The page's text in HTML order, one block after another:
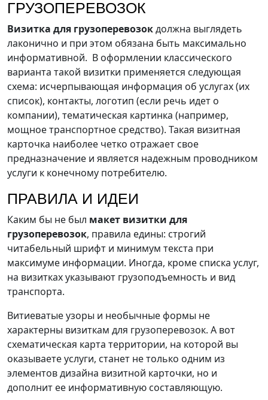
ГРУЗОПЕРЕВОЗОК
Визитка для грузоперевозокдолжна выглядеть
лаконично и при этом обязана быть максимально
информативной. В оформлении классического
варианта такой визитки применяется следующая
схема: исчерпывающая информация об услугах (их
список), контакты, логотип (если речь идет о
компании), тематическая картинка (например,
мощное транспортное средство). Такая визитная
карточка наиболее четко отражает свое
предназначение и является надежным проводником
услуги к конечному потребителю.
ПРАВИЛА И ИДЕИ
Каким бы не был макет визитки для
грузоперевозок, правила едины: строгий
читабельный шрифт и минимум текста при
максимуме информации. Иногда, кроме списка услуг,
на визитках указывают грузоподъемность и вид
транспорта.
Витиеватые узоры и необычные формы не
характерны визиткам для грузоперевозок. А вот
схематическая карта территории, на которой вы
оказываете услуги, станет не только одним из
элементов дизайна визитной карточки, но и
дополнит ее информативную составляющую.